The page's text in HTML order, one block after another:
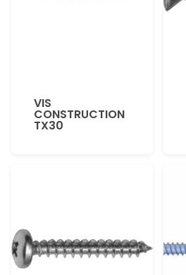
VIS
CONSTRUCTION
TX30